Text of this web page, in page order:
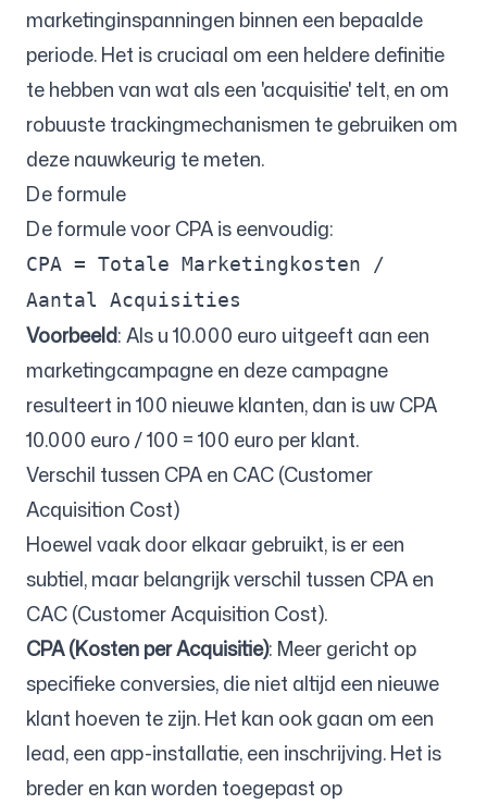
marketinginspanningen binnen een bepaalde
periode. Het is cruciaal om een heldere definitie
te hebben van wat als een 'acquisitie' telt, en om
robuuste trackingmechanismen te gebruiken om
deze nauwkeurig te meten.
De formule
De formule voor CPA is eenvoudig:
CPA = Totale Marketingkosten /
Aantal Acquisities
Voorbeeld: Als u 10.000 euro uitgeeft aan een
marketingcampagne en deze campagne
resulteert in 100 nieuwe klanten, dan is uw CPA
10.000 euro / 100 = 100 euro per klant.
Verschil tussen CPA en CAC (Customer
Acquisition Cost)
Hoewel vaak door elkaar gebruikt, is er een
subtiel, maar belangrijk verschil tussen CPA en
CAC (Customer Acquisition Cost).
CPA (Kosten per Acquisitie): Meer gericht op
specifieke conversies, die niet altijd een nieuwe
klant hoeven te zijn. Het kan ook gaan om een
lead, een app-installatie, een inschrijving. Het is
breder en kan worden toegepast op